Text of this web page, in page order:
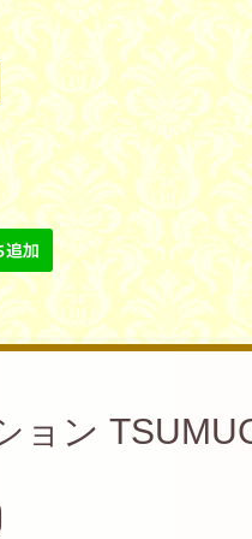
ョン